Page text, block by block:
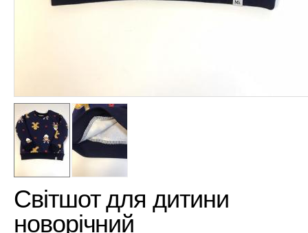
Світшот для дитини
новорічний